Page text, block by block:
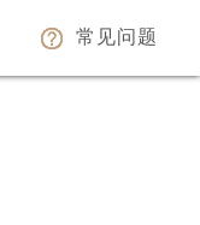
常见问题